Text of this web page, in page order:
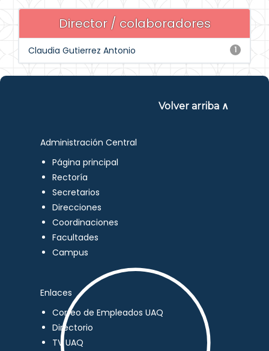
Director / colaboradores
1
Claudia Gutierrez Antonio
Volver arriba ∧
Administración Central
Página principal
Rectoría
Secretarios
Direcciones
Coordinaciones
Facultades
Campus
Enlaces
Correo de Empleados UAQ
Directorio
TV UAQ